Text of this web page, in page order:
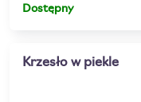
Dostępny
Krzesło w piekle